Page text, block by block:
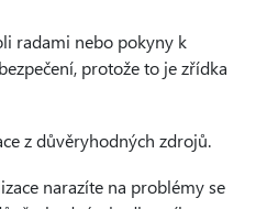
radami nebo pokyny k
protože to je zřídka
z důvěryhodných zdrojů.
narazíte na problémy se